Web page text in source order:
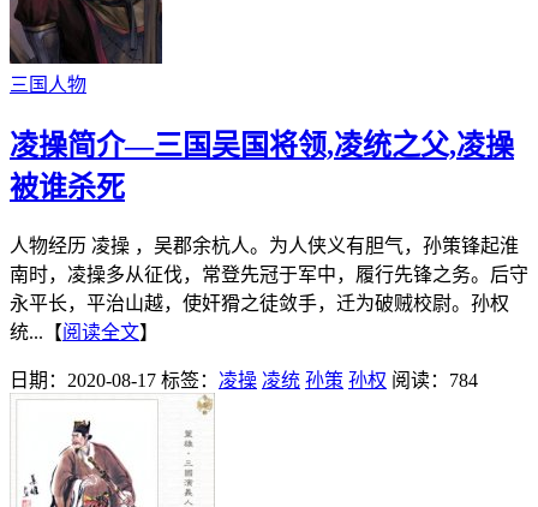
三国人物
凌操简介—三国吴国将领,凌统之父,凌操
被谁杀死
人物经历 凌操 ，吴郡余杭人。为人侠义有胆气，孙策锋起淮
南时，凌操多从征伐，常登先冠于军中，履行先锋之务。后守
永平长，平治山越，使奸猾之徒敛手，迁为破贼校尉。孙权
统...【阅读全文】
日期：2020-08-17 标签： 凌操 凌统 孙策 孙权 阅读：784